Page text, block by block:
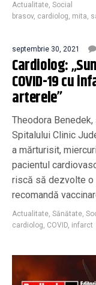
Actualitate, Social
brasov, cardiolog, mita,
septembrie 30, 2021
Cardiolog:
COVID-19 cu
arterele”
Theodora
Spitalului Clinic
a mărturisit,
pacientul
riscă să dezvolte o
recomandă
Actualitate, Sănătate,
cardiolog, COVID, infarct